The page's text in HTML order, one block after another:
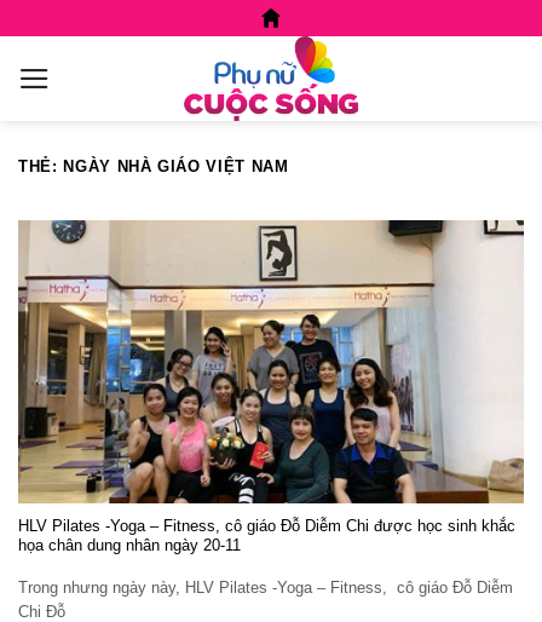
content
THẺ: NGÀY NHÀ GIÁO VIỆT NAM
HLV Pilates -Yoga – Fitness, cô giáo Đỗ Diễm Chi được học sinh khắc
họa chân dung nhân ngày 20-11
Trong nhưng ngày này, HLV Pilates -Yoga – Fitness, cô giáo Đỗ Diễm
Chi Đỗ